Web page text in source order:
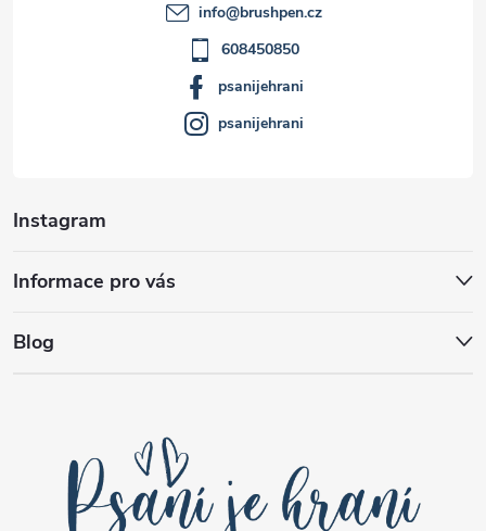
Instagram
Informace pro vás
Blog
info@brushpen.cz
608450850
psanijehrani
psanijehrani